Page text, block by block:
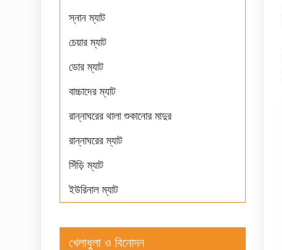
স্নান ম্যাট
চেয়ার ম্যাট
ডোর ম্যাট
বাচ্চাদের ম্যাট
রান্নাঘরের থালা শুকানোর মাদুর
রান্নাঘরের ম্যাট
সিঁড়ি ম্যাট
ইউরিনাল ম্যাট
খেলাধুলা ও বিনোদন